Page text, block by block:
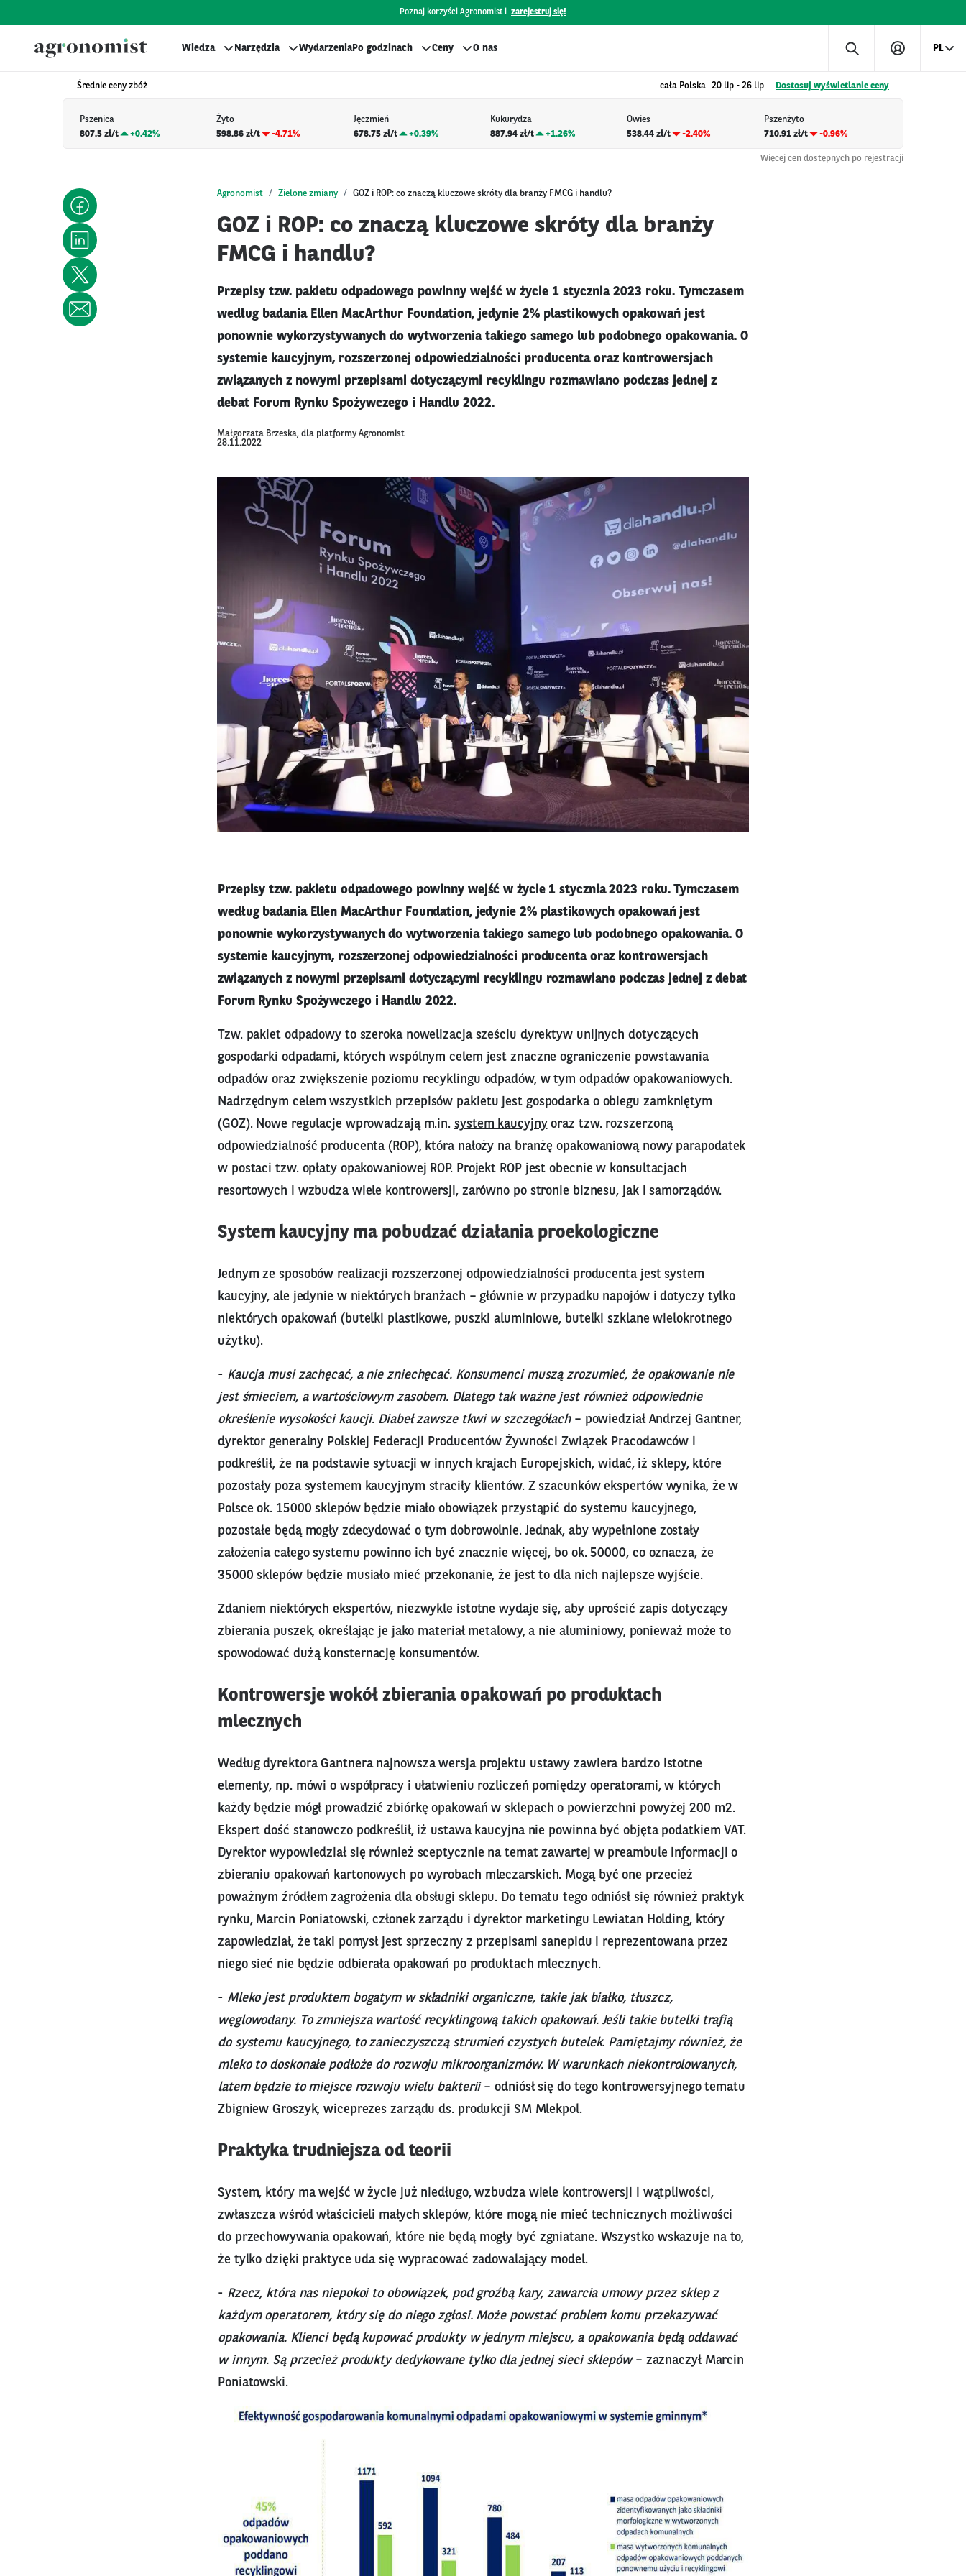
Poznaj korzyści Agronomist i zarejestruj się!
Wiedza Narzędzia WydarzeniaPo godzinach Ceny O nas PL
Średnie ceny zbóż cała Polska 20 lip - 26 lip Dostosuj wyświetlanie ceny
Pszenica
807.5 zł/t
+0.42%
Żyto
598.86 zł/t
-4.71%
Jęczmień
678.75 zł/t
+0.39%
Kukurydza
887.94 zł/t
+1.26%
Owies
538.44 zł/t
-2.40%
Pszenżyto
710.91 zł/t
-0.96%
Więcej cen dostępnych po rejestracji
Agronomist Zielone zmiany GOZ i ROP: co znaczą kluczowe skróty dla branży FMCG i handlu?
GOZ i ROP: co znaczą kluczowe skróty dla branży
FMCG i handlu?
Przepisy tzw. pakietu odpadowego powinny wejść w życie 1 stycznia 2023 roku. Tymczasem
według badania Ellen MacArthur Foundation, jedynie 2% plastikowych opakowań jest
ponownie wykorzystywanych do wytworzenia takiego samego lub podobnego opakowania. O
systemie kaucyjnym, rozszerzonej odpowiedzialności producenta oraz kontrowersjach
związanych z nowymi przepisami dotyczącymi recyklingu rozmawiano podczas jednej z
debat Forum Rynku Spożywczego i Handlu 2022.
Małgorzata Brzeska, dla platformy Agronomist
28.11.2022
Przepisy tzw. pakietu odpadowego powinny wejść w życie 1 stycznia 2023 roku. Tymczasem
według badania Ellen MacArthur Foundation, jedynie 2% plastikowych opakowań jest
ponownie wykorzystywanych do wytworzenia takiego samego lub podobnego opakowania. O
systemie kaucyjnym, rozszerzonej odpowiedzialności producenta oraz kontrowersjach
związanych z nowymi przepisami dotyczącymi recyklingu rozmawiano podczas jednej z debat
Forum Rynku Spożywczego i Handlu 2022.
Tzw. pakiet odpadowy to szeroka nowelizacja sześciu dyrektyw unijnych dotyczących
gospodarki odpadami, których wspólnym celem jest znaczne ograniczenie powstawania
odpadów oraz zwiększenie poziomu recyklingu odpadów, w tym odpadów opakowaniowych.
Nadrzędnym celem wszystkich przepisów pakietu jest gospodarka o obiegu zamkniętym
(GOZ). Nowe regulacje wprowadzają m.in. system kaucyjnyoraz tzw. rozszerzoną
odpowiedzialność producenta (ROP), która nałoży na branżę opakowaniową nowy parapodatek
w postaci tzw. opłaty opakowaniowej ROP. Projekt ROP jest obecnie w konsultacjach
resortowych i wzbudza wiele kontrowersji, zarówno po stronie biznesu, jak i samorządów.
System kaucyjny ma pobudzać działania proekologiczne
Jednym ze sposobów realizacji rozszerzonej odpowiedzialności producenta jest system
kaucyjny, ale jedynie w niektórych branżach – głównie w przypadku napojów i dotyczy tylko
niektórych opakowań (butelki plastikowe, puszki aluminiowe, butelki szklane wielokrotnego
użytku).
- Kaucja musi zachęcać, a nie zniechęcać. Konsumenci muszą zrozumieć, że opakowanie nie
jest śmieciem, a wartościowym zasobem. Dlatego tak ważne jest również odpowiednie
określenie wysokości kaucji. Diabeł zawsze tkwi w szczegółach– powiedział Andrzej Gantner,
dyrektor generalny Polskiej Federacji Producentów Żywności Związek Pracodawców i
podkreślił, że na podstawie sytuacji w innych krajach Europejskich, widać, iż sklepy, które
pozostały poza systemem kaucyjnym straciły klientów. Z szacunków ekspertów wynika, że w
Polsce ok. 15000 sklepów będzie miało obowiązek przystąpić do systemu kaucyjnego,
pozostałe będą mogły zdecydować o tym dobrowolnie. Jednak, aby wypełnione zostały
założenia całego systemu powinno ich być znacznie więcej, bo ok. 50000, co oznacza, że
35000 sklepów będzie musiało mieć przekonanie, że jest to dla nich najlepsze wyjście.
Zdaniem niektórych ekspertów, niezwykle istotne wydaje się, aby uprościć zapis dotyczący
zbierania puszek, określając je jako materiał metalowy, a nie aluminiowy, ponieważ może to
spowodować dużą konsternację konsumentów.
Kontrowersje wokół zbierania opakowań po produktach
mlecznych
Według dyrektora Gantnera najnowsza wersja projektu ustawy zawiera bardzo istotne
elementy, np. mówi o współpracy i ułatwieniu rozliczeń pomiędzy operatorami, w których
każdy będzie mógł prowadzić zbiórkę opakowań w sklepach o powierzchni powyżej 200 m2.
Ekspert dość stanowczo podkreślił, iż ustawa kaucyjna nie powinna być objęta podatkiem VAT.
Dyrektor wypowiedział się również sceptycznie na temat zawartej w preambule informacji o
zbieraniu opakowań kartonowych po wyrobach mleczarskich. Mogą być one przecież
poważnym źródłem zagrożenia dla obsługi sklepu. Do tematu tego odniósł się również praktyk
rynku, Marcin Poniatowski, członek zarządu i dyrektor marketingu Lewiatan Holding, który
zapowiedział, że taki pomysł jest sprzeczny z przepisami sanepidu i reprezentowana przez
niego sieć nie będzie odbierała opakowań po produktach mlecznych.
- Mleko jest produktem bogatym w składniki organiczne, takie jak białko, tłuszcz,
węglowodany. To zmniejsza wartość recyklingową takich opakowań. Jeśli takie butelki trafią
do systemu kaucyjnego, to zanieczyszczą strumień czystych butelek. Pamiętajmy również, że
mleko to doskonałe podłoże do rozwoju mikroorganizmów. W warunkach niekontrolowanych,
latem będzie to miejsce rozwoju wielu bakterii– odniósł się do tego kontrowersyjnego tematu
Zbigniew Groszyk, wiceprezes zarządu ds. produkcji SM Mlekpol.
Praktyka trudniejsza od teorii
System, który ma wejść w życie już niedługo, wzbudza wiele kontrowersji i wątpliwości,
zwłaszcza wśród właścicieli małych sklepów, które mogą nie mieć technicznych możliwości
do przechowywania opakowań, które nie będą mogły być zgniatane. Wszystko wskazuje na to,
że tylko dzięki praktyce uda się wypracować zadowalający model.
- Rzecz, która nas niepokoi to obowiązek, pod groźbą kary, zawarcia umowy przez sklep z
każdym operatorem, który się do niego zgłosi. Może powstać problem komu przekazywać
opakowania. Klienci będą kupować produkty w jednym miejscu, a opakowania będą oddawać
w innym. Są przecież produkty dedykowane tylko dla jednej sieci sklepów– zaznaczył Marcin
Poniatowski.